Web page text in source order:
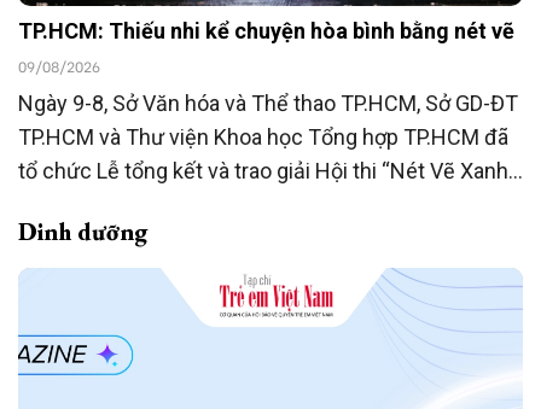
TP.HCM: Thiếu nhi kể chuyện hòa bình bằng nét vẽ
09/08/2026
Ngày 9-8, Sở Văn hóa và Thể thao TP.HCM, Sở GD-ĐT
TP.HCM và Thư viện Khoa học Tổng hợp TP.HCM đã
tổ chức Lễ tổng kết và trao giải Hội thi “Nét Vẽ Xanh”
Dinh dưỡng